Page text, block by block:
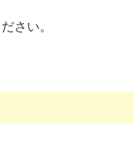
さい。